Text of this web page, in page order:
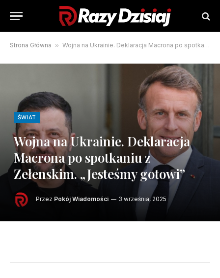
Strona Główna » Wojna na Ukrainie. Deklaracja Macrona po spotkaniu z Zełenskim. „Jesteśmy gotowi”
ŚWIAT
Wojna na Ukrainie. Deklaracja
Macrona po spotkaniu z
Zełenskim. „Jesteśmy gotowi”
Przez Pokój Wiadomości 3 września, 2025